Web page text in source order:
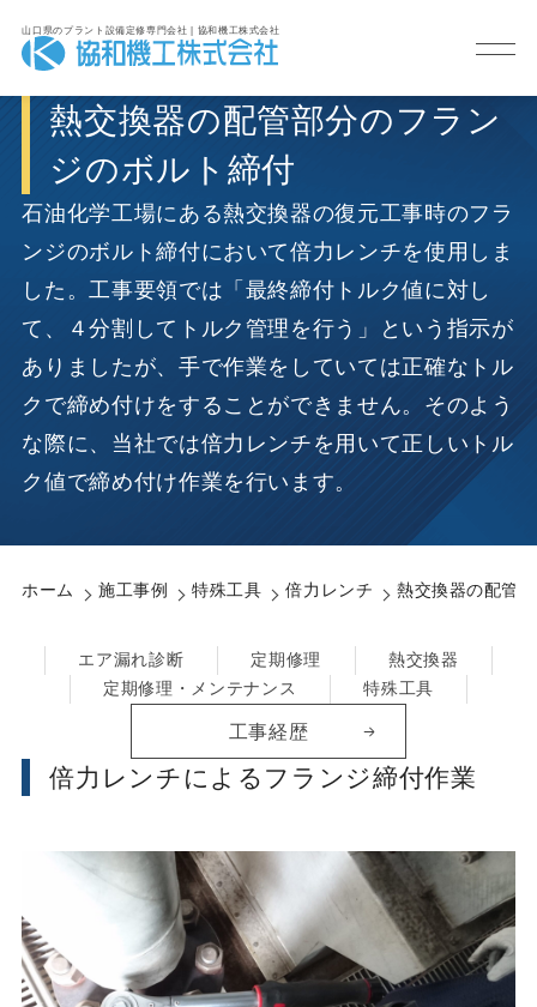
山口県のプラント設備定修専門会社 | 協和機工株式会社
熱交換器の配管部分のフラン
ジのボルト締付
石油化学工場にある熱交換器の復元工事時のフラ
ンジのボルト締付において倍力レンチを使用しま
した。工事要領では「最終締付トルク値に対し
て、４分割してトルク管理を行う」という指示が
ありましたが、手で作業をしていては正確なトル
クで締め付けをすることができません。そのよう
な際に、当社では倍力レンチを用いて正しいトル
ク値で締め付け作業を行います。
ホーム 施工事例 特殊工具 倍力レンチ 熱交換器の配管
倍力レンチによるフランジ締付作業
エア漏れ診断 定期修理
熱交換器
定期修理・メンテナンス
特殊工具
工事経歴